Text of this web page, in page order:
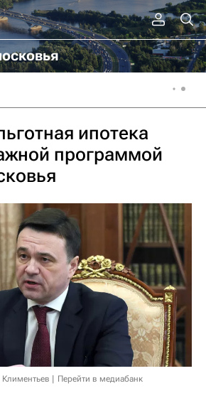
ипотека
программой
Перейти в медиабанк